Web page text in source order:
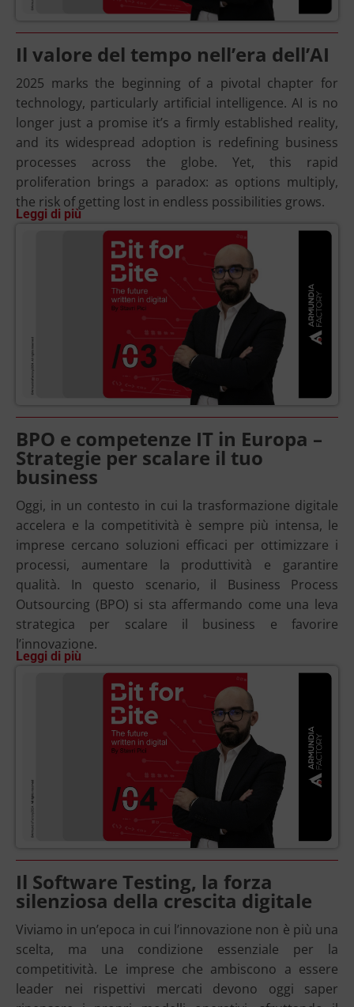
Il valore del tempo nell’era dell’AI
2025 marks the beginning of a pivotal chapter for
technology, particularly artificial intelligence. AI is no
longer just a promise it’s a firmly established reality,
and its widespread adoption is redefining business
processes across the globe. Yet, this rapid
proliferation brings a paradox: as options multiply,
the risk of getting lost in endless possibilities grows.
Leggi di più
BPO e competenze IT in Europa –
Strategie per scalare il tuo
business
Oggi, in un contesto in cui la trasformazione digitale
accelera e la competitività è sempre più intensa, le
imprese cercano soluzioni efficaci per ottimizzare i
processi, aumentare la produttività e garantire
qualità. In questo scenario, il Business Process
Outsourcing (BPO) si sta affermando come una leva
strategica per scalare il business e favorire
l’innovazione.
Leggi di più
Il Software Testing, la forza
silenziosa della crescita digitale
Viviamo in un’epoca in cui l’innovazione non è più una
scelta, ma una condizione essenziale per la
competitività. Le imprese che ambiscono a essere
leader nei rispettivi mercati devono oggi saper